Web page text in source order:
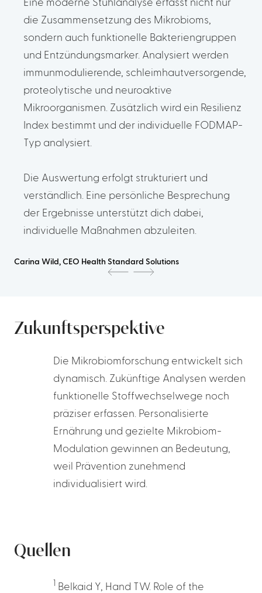
Eine moderne Stuhlanalyse erfasst nicht nur
die Zusammensetzung des Mikrobioms,
sondern auch funktionelle Bakteriengruppen
und Entzündungsmarker. Analysiert werden
immunmodulierende, schleimhautversorgende,
proteolytische und neuroaktive
Mikroorganismen. Zusätzlich wird ein Resilienz
Index bestimmt und der individuelle FODMAP-
Typ analysiert.
Die Auswertung erfolgt strukturiert und
verständlich. Eine persönliche Besprechung
der Ergebnisse unterstützt dich dabei,
individuelle Maßnahmen abzuleiten.
Carina Wild, CEO Health Standard Solutions
Zukunftsperspektive
Die Mikrobiomforschung entwickelt sich
dynamisch. Zukünftige Analysen werden
funktionelle Stoffwechselwege noch
präziser erfassen. Personalisierte
Ernährung und gezielte Mikrobiom-
Modulation gewinnen an Bedeutung,
weil Prävention zunehmend
individualisiert wird.
Quellen
Belkaid Y, Hand TW. Role of the